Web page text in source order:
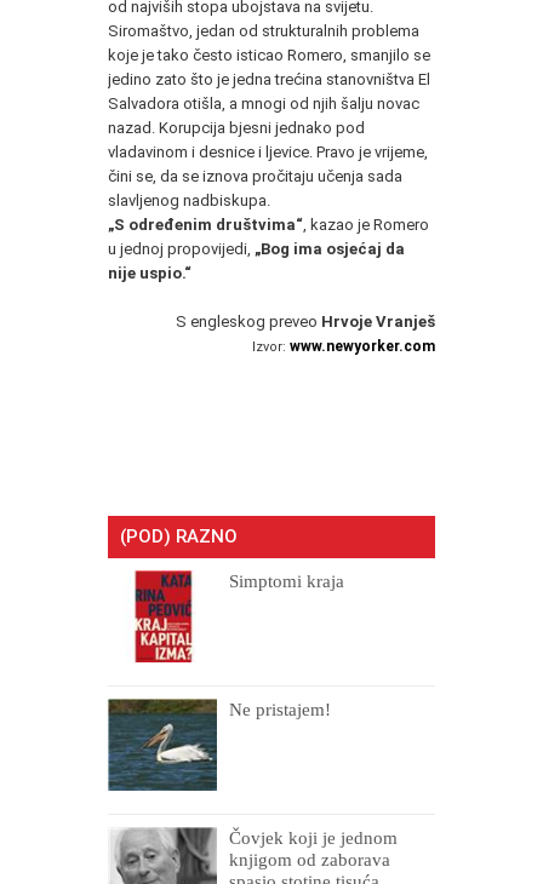
od najviših stopa ubojstava na svijetu.
Siromaštvo, jedan od strukturalnih problema
koje je tako često isticao Romero, smanjilo se
jedino zato što je jedna trećina stanovništva El
Salvadora otišla, a mnogi od njih šalju novac
nazad. Korupcija bjesni jednako pod
vladavinom i desnice i ljevice. Pravo je vrijeme,
čini se, da se iznova pročitaju učenja sada
slavljenog nadbiskupa.
„S određenim društvima“ , kazao je Romero
u jednoj propovijedi, „Bog ima osjećaj da
nije uspio.“
S engleskog preveo Hrvoje Vranješ
Izvor: www.newyorker.com
(POD) RAZNO
Simptomi kraja
Ne pristajem!
Čovjek koji je jednom
knjigom od zaborava